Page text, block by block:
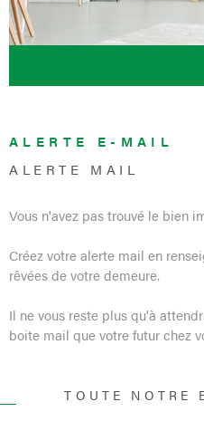
ALERTE E-MAIL
ALERTE MAIL
Vous n'avez pas trouvé le bien
Créez votre alerte mail en
rêvées de votre demeure.
Il ne vous reste plus qu'à
boite mail que votre futur chez
TOUTE NOTRE